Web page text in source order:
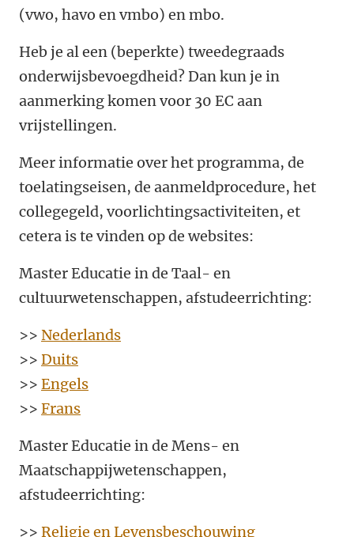
(vwo, havo en vmbo) en mbo.
Heb je al een (beperkte) tweedegraads
onderwijsbevoegdheid? Dan kun je in
aanmerking komen voor 30 EC aan
vrijstellingen.
Meer informatie over het programma, de
toelatingseisen, de aanmeldprocedure, het
collegegeld, voorlichtingsactiviteiten, et
cetera is te vinden op de websites:
Master Educatie in de Taal- en
cultuurwetenschappen, afstudeerrichting:
>> Nederlands
>> Duits
>> Engels
>> Frans
Master Educatie in de Mens- en
Maatschappijwetenschappen,
afstudeerrichting:
>> Religie en Levensbeschouwing